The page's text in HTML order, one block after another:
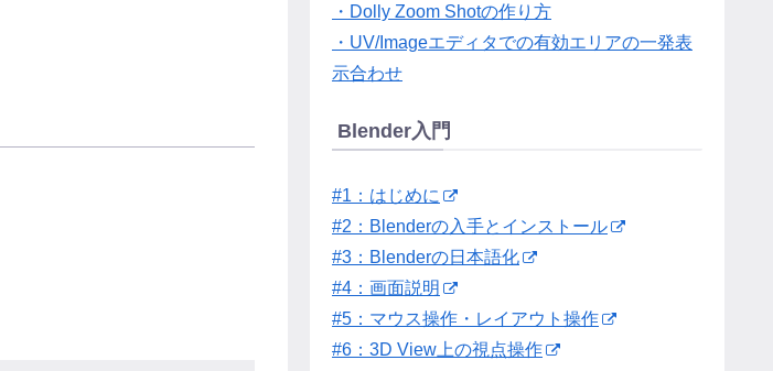
・Dolly Zoom Shotの作り方
・UV/Imageエディタでの有効エリアの一発表
示合わせ
Blender入門
#1：はじめに
#2：Blenderの入手とインストール
#3：Blenderの日本語化
#4：画面説明
#5：マウス操作・レイアウト操作
#6：3D View上の視点操作